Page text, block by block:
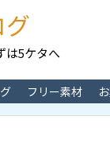
は5ケタへ
フリー素材